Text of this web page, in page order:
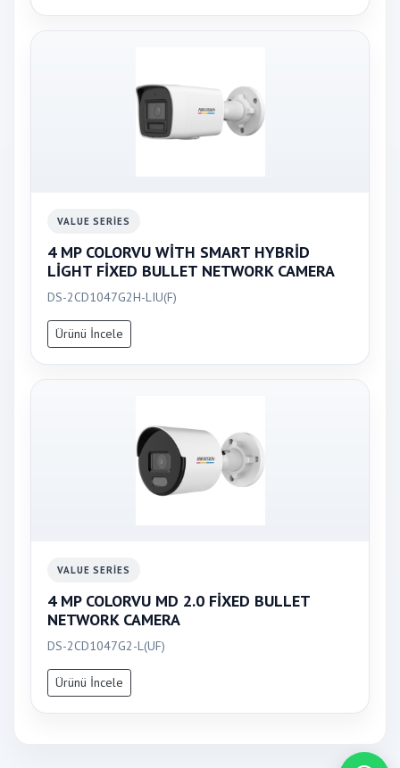
VALUE SERIES
4 MP COLORVU WİTH SMART HYBRİD
LİGHT FİXED BULLET NETWORK CAMERA
DS-2CD1047G2H-LIU(F)
Ürünü İncele
VALUE SERIES
4 MP COLORVU MD 2.0 FİXED BULLET
NETWORK CAMERA
DS-2CD1047G2-L(UF)
Ürünü İncele